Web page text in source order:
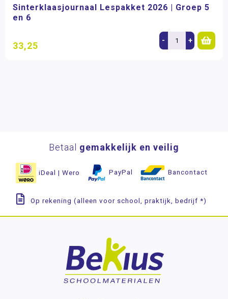
Sinterklaasjournaal Lespakket 2026 | Groep 5
en 6
33,25 - +
Betaal gemakkelijk en veilig
iDeal | Wero PayPal Bancontact
Op rekening (alleen voor school, praktijk, bedrijf *)